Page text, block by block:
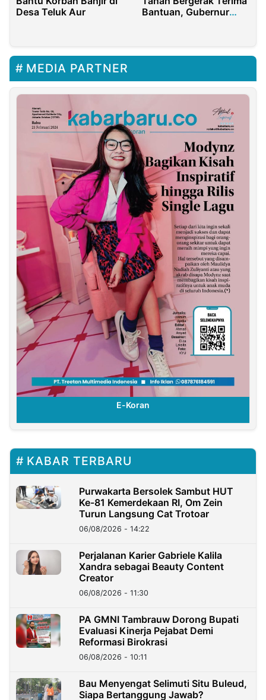
Desa Teluk Aur
Bantuan, Gubernur
MEDIA PARTNER
E-Koran
KABAR TERBARU
Purwakarta Bersolek Sambut HUT
Ke-81 Kemerdekaan RI, Om Zein
Turun Langsung Cat Trotoar
06/08/2026 - 14:22
Perjalanan Karier Gabriele Kalila
Xandra sebagai Beauty Content
Creator
06/08/2026 - 11:30
PA GMNI Tambrauw Dorong Bupati
Evaluasi Kinerja Pejabat Demi
Reformasi Birokrasi
06/08/2026 - 10:11
Bau Menyengat Selimuti Situ Buleud,
Siapa Bertanggung Jawab?